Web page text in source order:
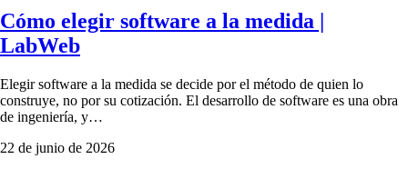
Cómo elegir software a la medida |
LabWeb
Elegir software a la medida se decide por el método de quien lo
construye, no por su cotización. El desarrollo de software es una obra
de ingeniería, y…
22 de junio de 2026